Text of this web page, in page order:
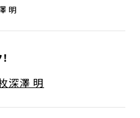
明
深澤 明